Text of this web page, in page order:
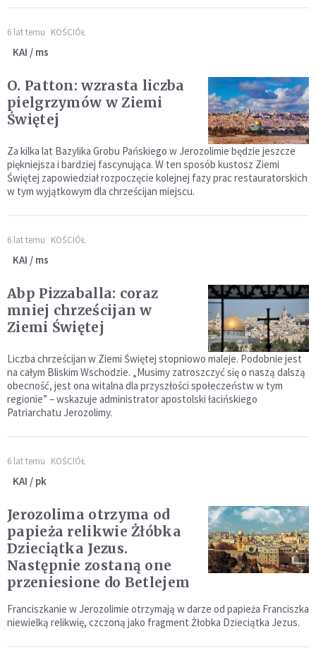
6 lat temu KOŚCIÓŁ
KAI / ms
O. Patton: wzrasta liczba
pielgrzymów w Ziemi
Świętej
Za kilka lat Bazylika Grobu Pańskiego w Jerozolimie będzie jeszcze
piękniejsza i bardziej fascynująca. W ten sposób kustosz Ziemi
Świętej zapowiedział rozpoczęcie kolejnej fazy prac restauratorskich
w tym wyjątkowym dla chrześcijan miejscu.
6 lat temu KOŚCIÓŁ
KAI / ms
Abp Pizzaballa: coraz
mniej chrześcijan w
Ziemi Świętej
Liczba chrześcijan w Ziemi Świętej stopniowo maleje. Podobnie jest
na całym Bliskim Wschodzie. „Musimy zatroszczyć się o naszą dalszą
obecność, jest ona witalna dla przyszłości społeczeństw w tym
regionie” – wskazuje administrator apostolski łacińskiego
Patriarchatu Jerozolimy.
6 lat temu KOŚCIÓŁ
KAI / pk
Jerozolima otrzyma od
papieża relikwie Żłóbka
Dzieciątka Jezus.
Następnie zostaną one
przeniesione do Betlejem
Franciszkanie w Jerozolimie otrzymają w darze od papieża Franciszka
niewielką relikwię, czczoną jako fragment Żłobka Dzieciątka Jezus.